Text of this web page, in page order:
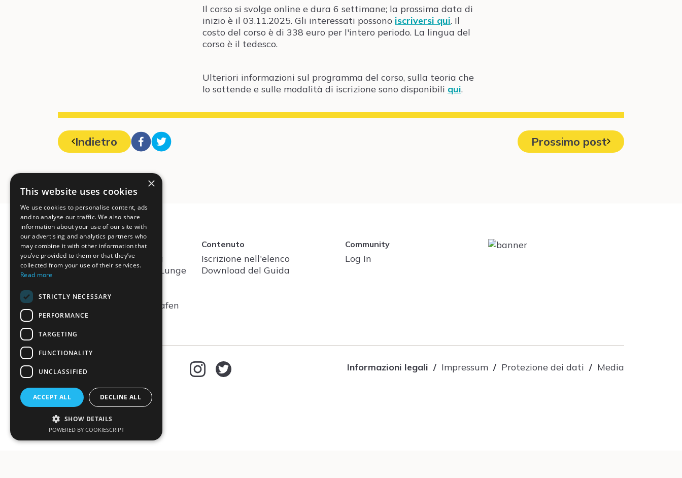
Il corso si svolge online e dura 6 settimane; la prossima data di
inizio è il 03.11.2025. Gli interessati possono iscriversi qui. Il
costo del corso è di 338 euro per l'intero periodo. La lingua del
corso è il tedesco.
Ulteriori informazioni sul programma del corso, sulla teoria che
lo sottende e sulle modalità di iscrizione sono disponibili qui.
Indietro Prossimo post
Contatto
Associazione Altea Long
COVID Network presso Lunge
The Circle 62
Zürich-Flughafen
Contenuto
Iscrizione nell'elenco
Download del Guida
Community
Log In
Scegliere la lingua
English
Italiano
Informazioni legali Impressum Protezione dei dati Media
×
This website uses cookies
We use cookies to personalise content, ads
and to analyse our traffic. We also share
information about your use of our site with
our advertising and analytics partners who
may combine it with other information that
you’ve provided to them or that they’ve
collected from your use of their services.
Read more
STRICTLY NECESSARY
PERFORMANCE
TARGETING
FUNCTIONALITY
UNCLASSIFIED
ACCEPT ALL DECLINE ALL
SHOW DETAILS
POWERED BY COOKIESCRIPT